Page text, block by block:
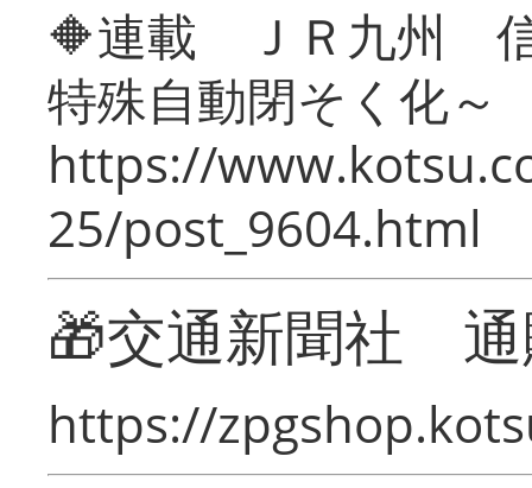
🔶連載 ＪＲ九州 信
特殊自動閉そく化～
https://
25/post_9604.html
🎁交通新聞社
https://